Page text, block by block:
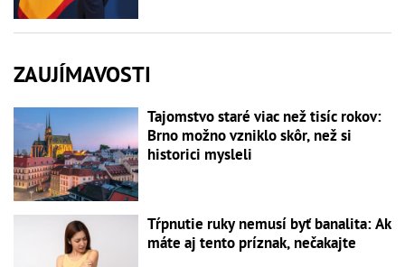
ZAUJÍMAVOSTI
Tajomstvo staré viac než tisíc rokov:
Brno možno vzniklo skôr, než si
historici mysleli
Tŕpnutie ruky nemusí byť banalita: Ak
máte aj tento príznak, nečakajte